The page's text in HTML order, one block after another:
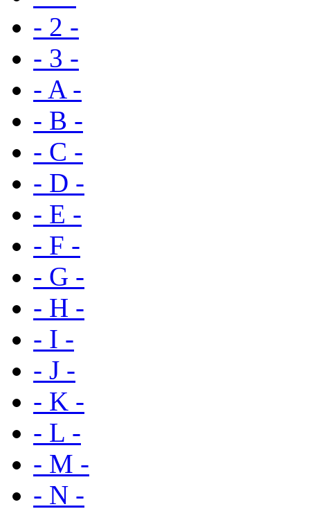
- 2 -
- 3 -
- A -
- B -
- C -
- D -
- E -
- F -
- G -
- H -
- I -
- J -
- K -
- L -
- M -
- N -